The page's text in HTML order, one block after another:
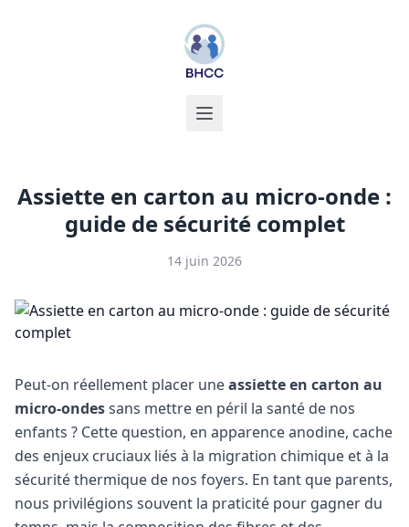
Assiette en carton au micro-onde :
guide de sécurité complet
14 juin 2026
Peut-on réellement placer uneassiette en carton au
micro-ondessans mettre en péril la santé de nos
enfants ? Cette question, en apparence anodine, cache
des enjeux cruciaux liés à la migration chimique et à la
sécurité thermique de nos foyers. En tant que parents,
nous privilégions souvent la praticité pour gagner du